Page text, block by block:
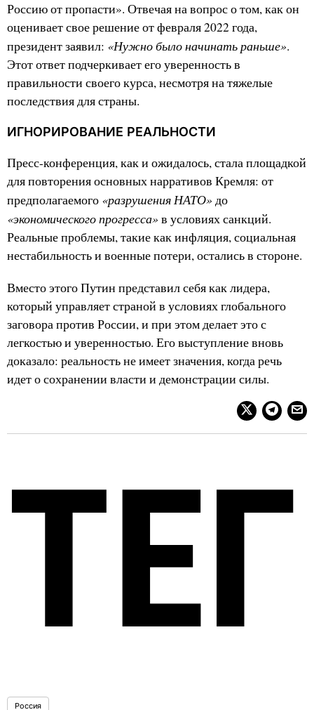
Россию от пропасти». Отвечая на вопрос о том, как он
оценивает свое решение от февраля 2022 года,
президент заявил: «Нужно было начинать раньше».
Этот ответ подчеркивает его уверенность в
правильности своего курса, несмотря на тяжелые
последствия для страны.
ИГНОРИРОВАНИЕ РЕАЛЬНОСТИ
Пресс-конференция, как и ожидалось, стала площадкой
для повторения основных нарративов Кремля: от
предполагаемого «разрушения НАТО» до
«экономического прогресса» в условиях санкций.
Реальные проблемы, такие как инфляция, социальная
нестабильность и военные потери, остались в стороне.
Вместо этого Путин представил себя как лидера,
который управляет страной в условиях глобального
заговора против России, и при этом делает это с
легкостью и уверенностью. Его выступление вновь
доказало: реальность не имеет значения, когда речь
идет о сохранении власти и демонстрации силы.
Россия